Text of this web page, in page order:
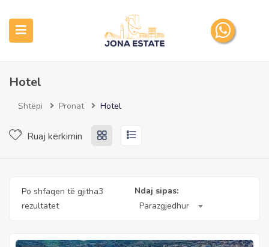
(Pronat tona)
Hotel
Shtëpi Pronat Hotel
Ruaj kërkimin
Po shfaqen të gjitha3
rezultatet
Ndaj sipas:
Parazgjedhur